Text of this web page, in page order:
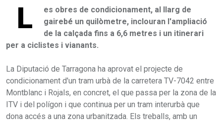
L
es obres de condicionament, al llarg de
gairebé un quilòmetre, inclouran l'ampliació
de la calçada fins a 6,6 metres i un itinerari
per a ciclistes i vianants.
La Diputació de Tarragona ha aprovat el projecte de
condicionament d'un tram urbà de la carretera TV-7042 entre
Montblanc i Rojals, en concret, el que passa per la zona de la
ITV i del polígon i que continua per un tram interurbà que
dona accés a una zona urbanitzada. Els treballs, amb un